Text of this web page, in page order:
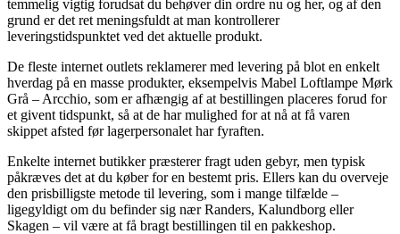
temmelig vigtig forudsat du behøver din ordre nu og her, og af den
grund er det ret meningsfuldt at man kontrollerer
leveringstidspunktet ved det aktuelle produkt.
De fleste internet outlets reklamerer med levering på blot en enkelt
hverdag på en masse produkter, eksempelvis Mabel Loftlampe Mørk
Grå – Arcchio, som er afhængig af at bestillingen placeres forud for
et givent tidspunkt, så at de har mulighed for at nå at få varen
skippet afsted før lagerpersonalet har fyraften.
Enkelte internet butikker præsterer fragt uden gebyr, men typisk
påkræves det at du køber for en bestemt pris. Ellers kan du overveje
den prisbilligste metode til levering, som i mange tilfælde –
ligegyldigt om du befinder sig nær Randers, Kalundborg eller
Skagen – vil være at få bragt bestillingen til en pakkeshop.